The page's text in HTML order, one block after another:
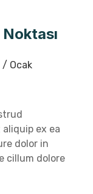
/ Ocak
ex ea
dolor in
cillum dolore